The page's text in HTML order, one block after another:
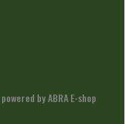
powered by ABRA E-shop